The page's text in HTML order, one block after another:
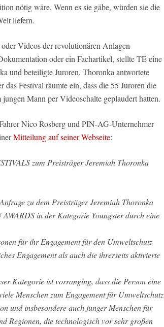
nötig wäre. Wenn es sie gäbe, würden sie die
liefern.
Videos der revolutionären Anlagen
oder ein Fachartikel, stellte TE eine
und beteiligte Juroren. Thoronka antwortete
Festival räumte ein, dass die 55 Juroren die
Mann per Videoschalte geplaudert hatten.
Nico Rosberg und PIN-AG-Unternehmer
Mitteilung auf seiner Webseite:
zum Preisträger Jeremiah Thoronka
zu dem Preisträger Jeremiah Thoronka
AWARDS in der Kategorie Youngster durch eine
für ihr Engagement für den Umweltschutz
Engagement als auch die ihrerseits aktivierte
Kategorie ist vorranging, dass die Person eine
Menschen zum Engagement für Umweltschutz
und insbesondere auch junger Menschen für
Regionen, die technologisch vor sehr großen